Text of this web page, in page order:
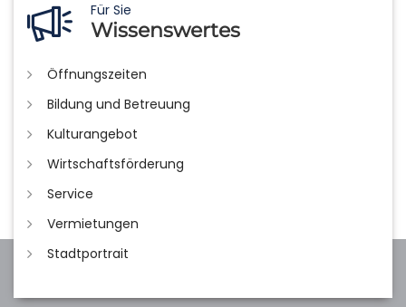
Für Sie
Wissenswertes
Öffnungszeiten
Bildung und Betreuung
Kulturangebot
Wirtschaftsförderung
Service
Vermietungen
Stadtportrait